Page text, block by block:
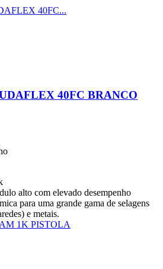
40FC BRANCO
alto com elevado desempenho
para uma grande gama de selagens
e metais.